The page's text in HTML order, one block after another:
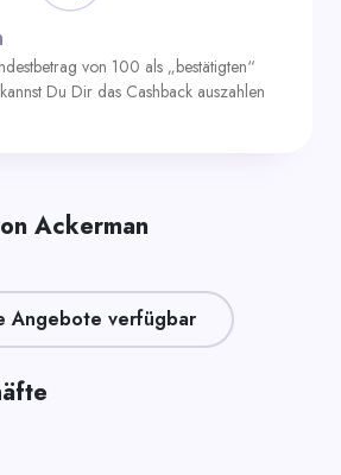
von 100 als „bestätigten“
Du Dir das Cashback auszahlen
Ackerman
Angebote verfügbar